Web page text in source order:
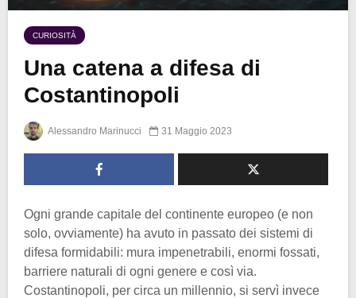
CURIOSITÀ
Una catena a difesa di
Costantinopoli
Alessandro Marinucci 31 Maggio 2023
Ogni grande capitale del continente europeo (e non
solo, ovviamente) ha avuto in passato dei sistemi di
difesa formidabili: mura impenetrabili, enormi fossati,
barriere naturali di ogni genere e così via.
Costantinopoli, per circa un millennio, si servì invece